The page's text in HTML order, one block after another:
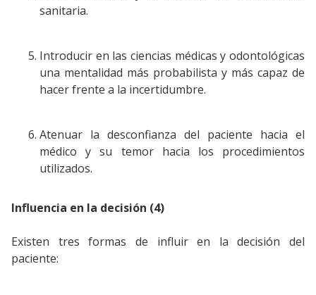
sanitaria.
Introducir en las ciencias médicas y odontológicas
una mentalidad más probabilista y más capaz de
hacer frente a la incertidumbre.
Atenuar la desconfianza del paciente hacia el
médico y su temor hacia los procedimientos
utilizados.
Influencia en la decisión (4)
Existen tres formas de influir en la decisión del
paciente: